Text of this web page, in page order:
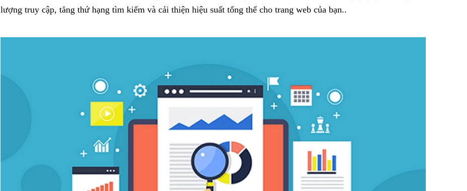
lượng truy cập, tăng thứ hạng tìm kiếm và cải thiện hiệu suất tổng thể cho trang web của bạn..